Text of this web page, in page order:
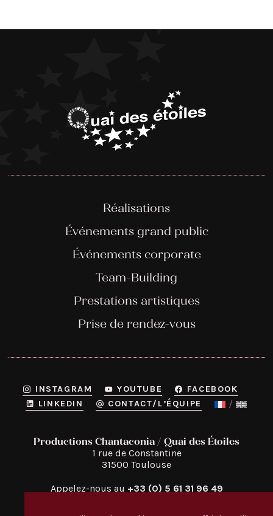
Réalisations
Événements grand public
Événements corporate
Team-Building
Prestations artistiques
Prise de rendez-vous
INSTAGRAM YOUTUBE
FACEBOOK
LINKEDIN
CONTACT/L’ÉQUIPE
Productions Chantaconia / Quai des Étoiles
1 rue de Constantine
31500 Toulouse
Appelez-nous au +33 (0) 5 61 31 96 49